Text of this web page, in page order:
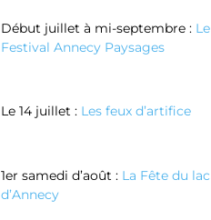
Début juillet à mi-septembre : Le
Festival Annecy Paysages
Le 14 juillet : Les feux d’artifice
1er samedi d’août : La Fête du lac
d’Annecy